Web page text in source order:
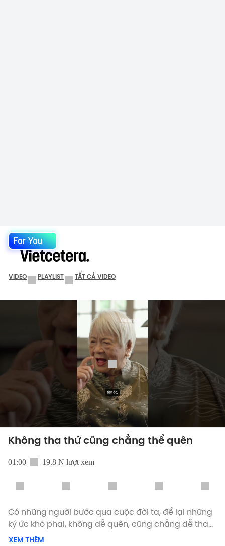
For You
VIDEO PLAYLIST TẤT CẢ VIDEO
Không tha thứ cũng chẳng thể quên
01:00 19.8 N lượt xem
Có những người bước qua cuộc đời ta, để lại những
ký ức khó phai, không dễ quên, cũng chẳng dễ tha
thứ. Nhưng chính họ lại trở thành bước ngoặt, giúp
XEM THÊM